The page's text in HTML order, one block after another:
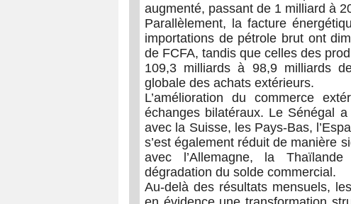
augmenté, passant de 1 milliard à
Parallèlement, la facture
importations de pétrole brut ont
de FCFA, tandis que celles des
109,3 milliards à 98,9 milliards
globale des achats extérieurs.
L’amélioration du commerce
échanges bilatéraux. Le Sénégal
avec la Suisse, les Pays-Bas,
s’est également réduit de manière
avec l’Allemagne, la
dégradation du solde commercial.
Au-delà des résultats mensuels,